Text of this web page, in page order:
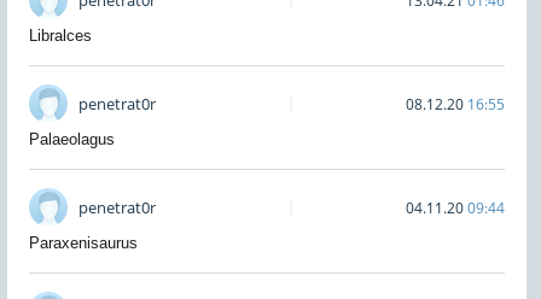
Libralces
penetrat0r 08.12.20 16:55
Palaeolagus
penetrat0r 04.11.2009:44
Paraxenisaurus